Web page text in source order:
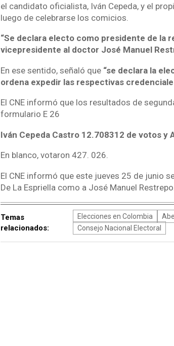
el candidato oficialista, Iván Cepeda, y el
luego de celebrarse los comicios.
“Se declara electo como presidente de la
vicepresidente al doctor José Manuel
En ese sentido, señaló que“se declara la
ordena expedir las respectivas
El CNE informó que los resultados de
formulario E 26
Iván Cepeda Castro 12.708312 de votos y
En blanco, votaron 427. 026.
El CNE informó que este jueves 25 de junio
De La Espriella como a José Manuel Restrepo.
Temas
relacionados:
Elecciones en Colombia
Consejo Nacional Electoral